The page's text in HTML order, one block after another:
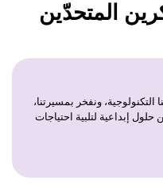
المتحدّين
التكنولوجية، ونفخر بمسيرتنا،
حلول إبداعية لتلبية احتياجات